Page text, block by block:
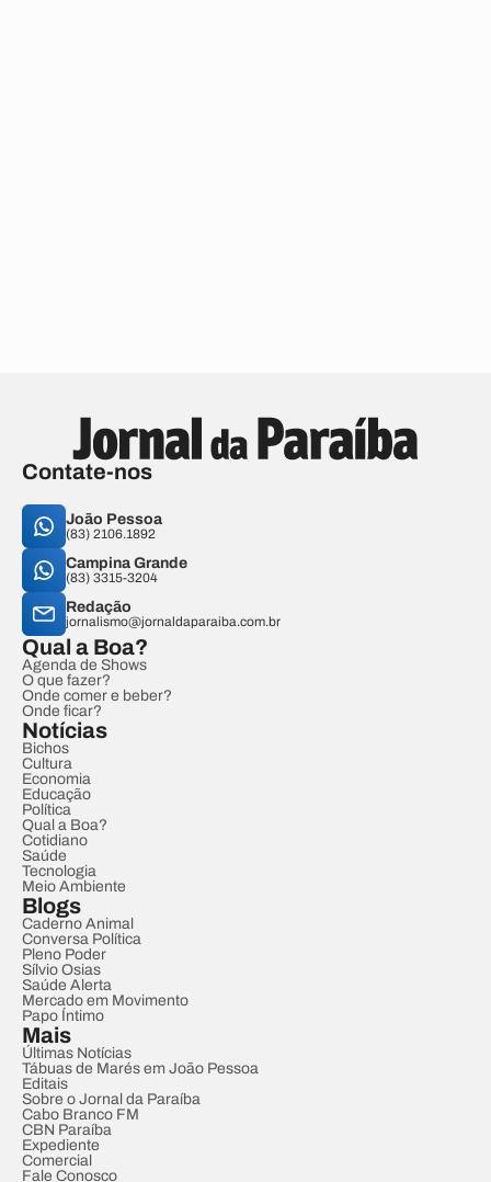
Contate-nos
João Pessoa
(83) 2106.1892
Campina Grande
(83) 3315-3204
Redação
jornalismo@jornaldaparaiba.com.br
Qual a Boa?
Agenda de Shows
O que fazer?
Onde comer e beber?
Onde ficar?
Notícias
Bichos
Cultura
Economia
Educação
Política
Qual a Boa?
Cotidiano
Saúde
Tecnologia
Meio Ambiente
Blogs
Caderno Animal
Conversa Política
Pleno Poder
Sílvio Osias
Saúde Alerta
Mercado em Movimento
Papo Íntimo
Mais
Últimas Notícias
Tábuas de Marés em João Pessoa
Editais
Sobre o Jornal da Paraíba
Cabo Branco FM
CBN Paraíba
Expediente
Comercial
Fale Conosco